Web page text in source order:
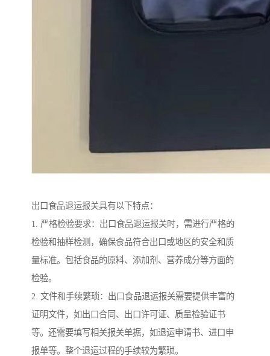
出口食品退运报关具有以下特点：
1. 严格检验要求：出口食品退运报关时，需进行严格的
检验和抽样检测，确保食品符合出口或地区的安全和质
量标准。包括食品的原料、添加剂、营养成分等方面的
检验。
2. 文件和手续繁琐：出口食品退运报关需要提供丰富的
证明文件，如出口合同、出口许可证、质量检验证书
等。还需要填写相关报关单据，如退运申请书、进口申
报单等。整个退运过程的手续较为繁琐。